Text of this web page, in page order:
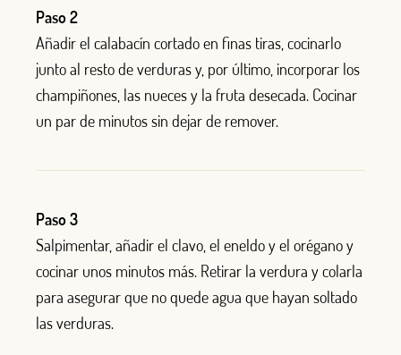
Paso 2
Añadir el calabacín cortado en finas tiras, cocinarlo
junto al resto de verduras y, por último, incorporar los
champiñones, las nueces y la fruta desecada. Cocinar
un par de minutos sin dejar de remover.
Paso 3
Salpimentar, añadir el clavo, el eneldo y el orégano y
cocinar unos minutos más. Retirar la verdura y colarla
para asegurar que no quede agua que hayan soltado
las verduras.